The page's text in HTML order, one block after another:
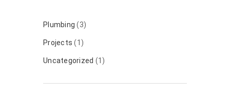
Plumbing (3)
Projects (1)
Uncategorized (1)